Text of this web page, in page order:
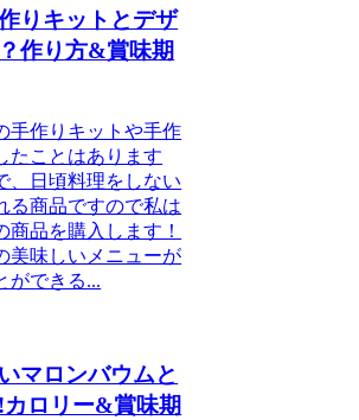
りキットとデザ
作り方&賞味期
手作りキットや手作
たことはあります
、日頃料理をしない
る商品ですので私は
品を購入します！
美味しいメニューが
ができる...
マロンバウムと
ロリー&賞味期